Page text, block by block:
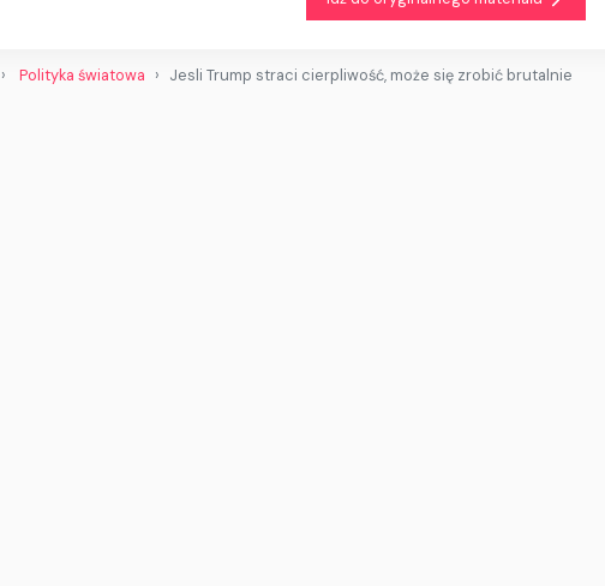
Polityka światowa Jesli Trump straci cierpliwość, może się zrobić brutalnie